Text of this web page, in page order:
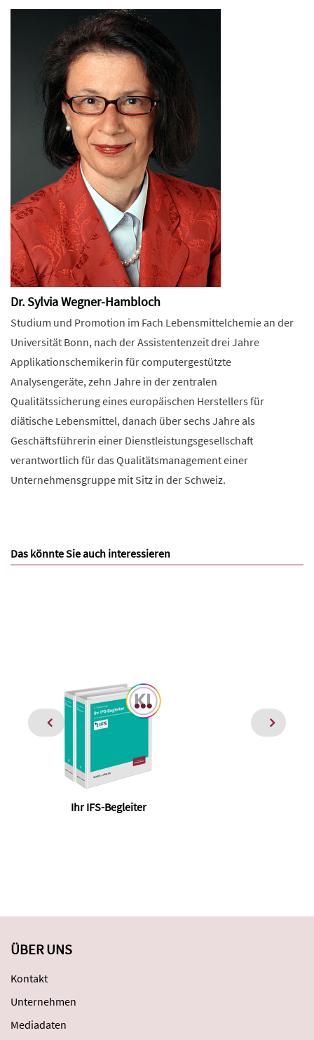
Dr. Sylvia Wegner-Hambloch
Studium und Promotion im Fach Lebensmittelchemie an der
Universität Bonn, nach der Assistentenzeit drei Jahre
Applikationschemikerin für computergestützte
Analysengeräte, zehn Jahre in der zentralen
Qualitätssicherung eines europäischen Herstellers für
diätische Lebensmittel, danach über sechs Jahre als
Geschäftsführerin einer Dienstleistungsgesellschaft
verantwortlich für das Qualitätsmanagement einer
Unternehmensgruppe mit Sitz in der Schweiz.
Das könnte Sie auch interessieren
Ihr IFS-Begleiter
ÜBER UNS
Kontakt
Unternehmen
Mediadaten